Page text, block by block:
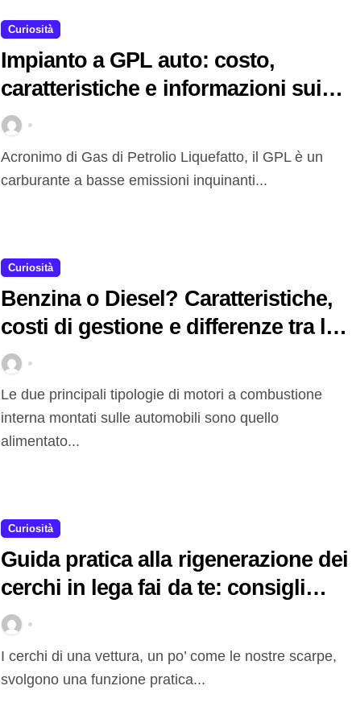
Curiosità
Impianto a GPL auto: costo,
caratteristiche e informazioni sui
consumi
Acronimo di Gas di Petrolio Liquefatto, il GPL è un
carburante a basse emissioni inquinanti...
Curiosità
Benzina o Diesel? Caratteristiche,
costi di gestione e differenze tra le
due tipologie di motore
Le due principali tipologie di motori a combustione
interna montati sulle automobili sono quello
alimentato...
Curiosità
Guida pratica alla rigenerazione dei
cerchi in lega fai da te: consigli
pratici per farli tornare a splendere
I cerchi di una vettura, un po’ come le nostre scarpe,
svolgono una funzione pratica...